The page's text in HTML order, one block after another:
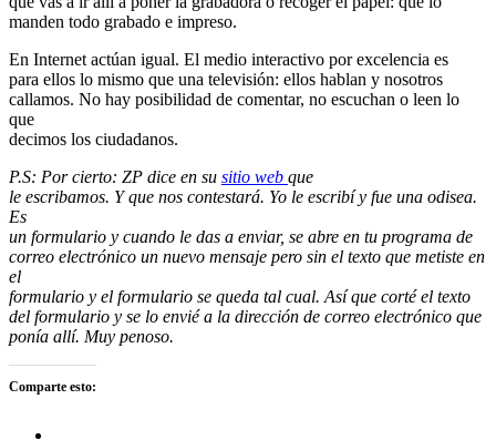
manden todo grabado e impreso.
En Internet actúan igual. El medio interactivo por excelencia es
para ellos lo mismo que una televisión: ellos hablan y nosotros
callamos. No hay posibilidad de comentar, no escuchan o leen lo
que
decimos los ciudadanos.
P.S: Por cierto: ZP dice en su sitio web que
le escribamos. Y que nos contestará. Yo le escribí y fue una odisea.
Es
un formulario y cuando le das a enviar, se abre en tu programa de
correo electrónico un nuevo mensaje pero sin el texto que metiste en
el
formulario y el formulario se queda tal cual. Así que corté el texto
del formulario y se lo envié a la dirección de correo electrónico que
ponía allí. Muy penoso.
Comparte esto: